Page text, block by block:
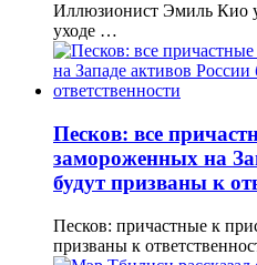
Иллюзионист Эмиль Кио
уходе …
Песков: все
замороженных на
будут призваны к
Песков: причастные к
призваны к